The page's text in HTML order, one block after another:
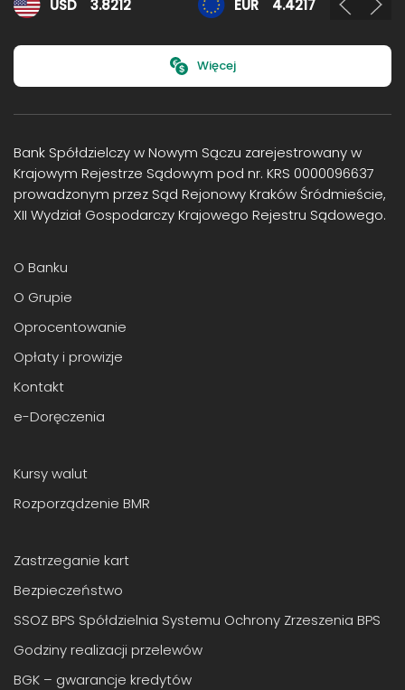
USD 3.8212 EUR 4.4217
Więcej
Bank Spółdzielczy w Nowym Sączu zarejestrowany w
Krajowym Rejestrze Sądowym pod nr. KRS 0000096637
prowadzonym przez Sąd Rejonowy Kraków Śródmieście,
XII Wydział Gospodarczy Krajowego Rejestru Sądowego.
O Banku
O Grupie
Oprocentowanie
Opłaty i prowizje
Kontakt
e-Doręczenia
Kursy walut
Rozporządzenie BMR
Zastrzeganie kart
Bezpieczeństwo
SSOZ BPS Spółdzielnia Systemu Ochrony Zrzeszenia BPS
Godziny realizacji przelewów
BGK – gwarancje kredytów